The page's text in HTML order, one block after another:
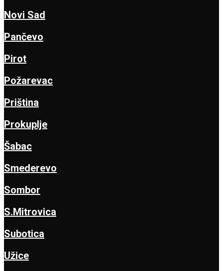
Novi Sad
Pančevo
Pirot
Požarevac
Priština
Prokuplje
Šabac
Smederevo
Sombor
S.Mitrovica
Subotica
Užice